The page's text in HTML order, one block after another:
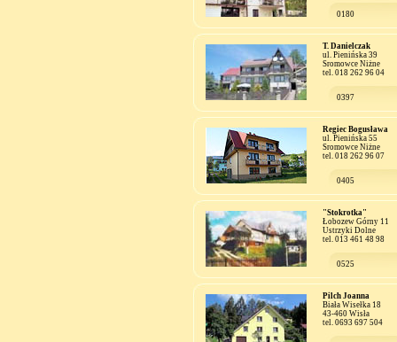
0180
T. Danielczak
ul. Pienińska 39
Sromowce Niżne
tel. 018 262 96 04
0397
Regiec Bogusława
ul. Pienińska 55
Sromowce Niżne
tel. 018 262 96 07
0405
"Stokrotka"
Łobozew Górny 11
Ustrzyki Dolne
tel. 013 461 48 98
0525
Pilch Joanna
Biała Wisełka 18
43-460 Wisła
tel. 0693 697 504